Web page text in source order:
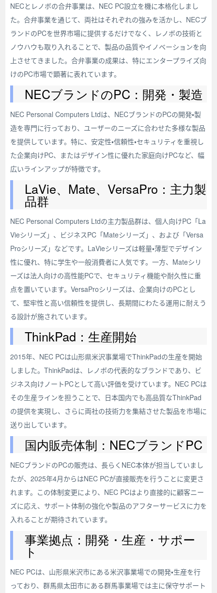
NECとレノボの合弁事業は、NEC PC設立を機に本格化しまし
た。合弁事業を通じて、両社はそれぞれの強みを活かし、NECブ
ランドのPCを世界市場に提供するだけでなく、レノボの技術と
ノウハウも取り入れることで、製品の品質やイノベーションを向
上させてきました。合弁事業の成果は、特にエンタープライズ向
けのPC市場で顕著に表れています。
NECブランドのPC：開発・製造
NEC Personal Computers Ltdは、NECブランドのPCの開発・製
造を専門に行っており、ユーザーのニーズに合わせた多様な製品
を提供しています。特に、安定性・信頼性・セキュリティを重視し
た企業向けPC、またはデザイン性に優れた家庭向けPCなど、幅
広いラインアップが特徴です。
LaVie、Mate、VersaPro：主力製
品群
NEC Personal Computers Ltdの主力製品群は、個人向けPC「La
Vieシリーズ」、ビジネスPC「Mateシリーズ」、および「Versa
Proシリーズ」などです。LaVieシリーズは軽量・薄型でデザイン
性に優れ、特に学生や一般消費者に人気です。一方、Mateシリ
ーズは法人向けの高性能PCで、セキュリティ機能や耐久性に重
点を置いています。VersaProシリーズは、企業向けのPCとし
て、堅牢性と高い信頼性を提供し、長期間にわたる運用に耐えう
る設計が施されています。
ThinkPad：生産開始
2015年、NEC PCは山形県米沢事業場でThinkPadの生産を開始
しました。ThinkPadは、レノボの代表的なブランドであり、ビ
ジネス向けノートPCとして高い評価を受けています。NEC PCは
その生産ラインを担うことで、日本国内でも高品質なThinkPad
の提供を実現し、さらに両社の技術力を集結させた製品を市場に
送り出しています。
国内販売体制：NECブランドPC
NECブランドのPCの販売は、長らくNEC本体が担当していまし
たが、2025年4月からはNEC PCが直接販売を行うことに変更さ
れます。この体制変更により、NEC PCはより直接的に顧客ニー
ズに応え、サポート体制の強化や製品のアフターサービスに力を
入れることが期待されています。
事業拠点：開発・生産・サポー
ト
NEC PCは、山形県米沢市にある米沢事業場での開発・生産を行
っており、群馬県太田市にある群馬事業場では主に保守サポート